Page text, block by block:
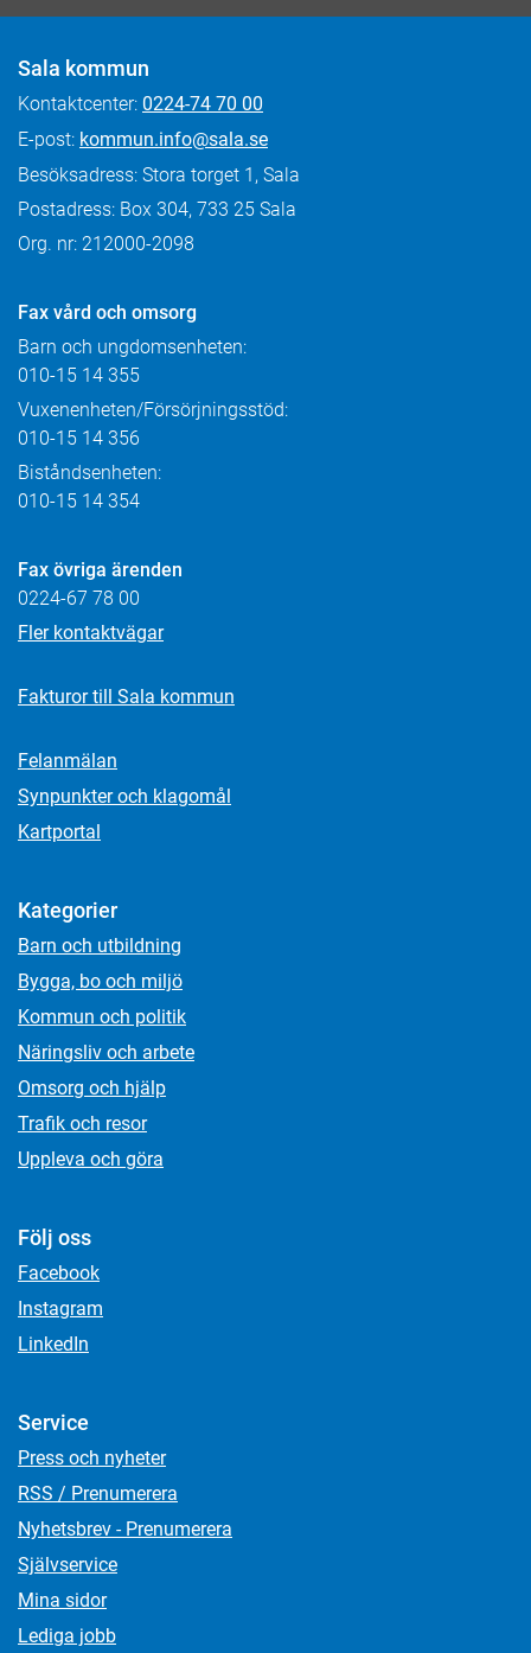
Sala kommun
Kontaktcenter: 0224-74 70 00
E-post: kommun.info@sala.se
Besöksadress: Stora torget 1, Sala
Postadress: Box 304, 733 25 Sala
Org. nr: 212000-2098
Fax vård och omsorg
Barn och ungdomsenheten:
010-15 14 355
Vuxenenheten/Försörjningsstöd:
010-15 14 356
Biståndsenheten:
010-15 14 354
Fax övriga ärenden
0224-67 78 00
Fler kontaktvägar
Fakturor till Sala kommun
Felanmälan
Synpunkter och klagomål
Kartportal
Kategorier
Barn och utbildning
Bygga, bo och miljö
Kommun och politik
Näringsliv och arbete
Omsorg och hjälp
Trafik och resor
Uppleva och göra
Följ oss
Facebook
Instagram
LinkedIn
Service
Press och nyheter
RSS / Prenumerera
Nyhetsbrev - Prenumerera
Självservice
Mina sidor
Lediga jobb